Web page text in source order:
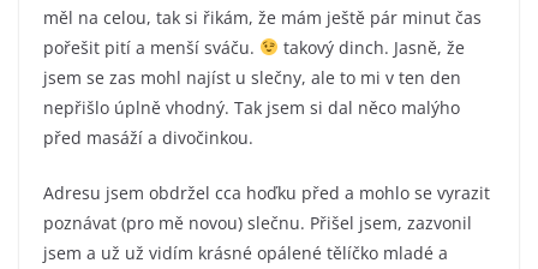
měl na celou, tak si řikám, že mám ještě pár minut čas
pořešit pití a menší sváču.
takový dinch. Jasně, že
jsem se zas mohl najíst u slečny, ale to mi v ten den
nepřišlo úplně vhodný. Tak jsem si dal něco malýho
před masáží a divočinkou.
Adresu jsem obdržel cca hoďku před a mohlo se vyrazit
poznávat (pro mě novou) slečnu. Přišel jsem, zazvonil
jsem a už už vidím krásné opálené tělíčko mladé a